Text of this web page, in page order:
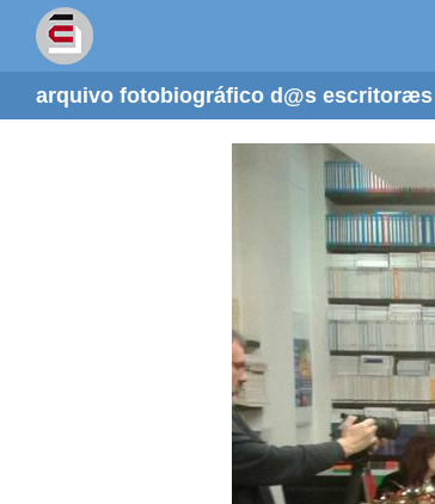
arquivo fotobiográfico d@s escritoræs